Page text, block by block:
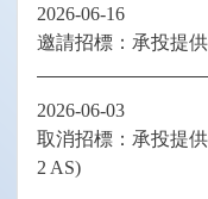
2026-06-16
邀請招標：承投提
2026-06-03
取消招標：承投提
2 AS)